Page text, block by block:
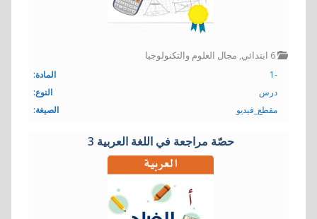
6 ابتدائي , مجال العلوم والتكنولوجيا
المادة:
-1
النوع:
درس
الصيغة:
مقطع_فيديو
حصّة مراجعة في اللغة العربية 3